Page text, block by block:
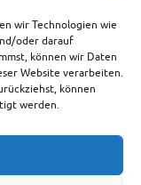
wir Technologien wie
oder darauf
können wir Daten
Website verarbeiten.
können
werden.